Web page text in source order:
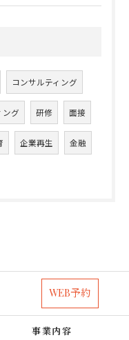
コンサルティング
ング 研修 面接
企業再生 金融
WEB予約
事業内容